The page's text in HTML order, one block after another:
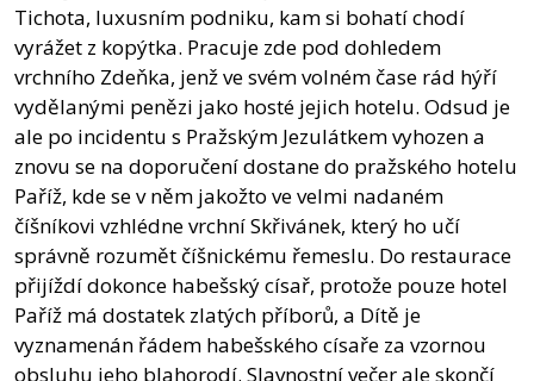
Tichota, luxusním podniku, kam si bohatí chodí
vyrážet z kopýtka. Pracuje zde pod dohledem
vrchního Zdeňka, jenž ve svém volném čase rád hýří
vydělanými penězi jako hosté jejich hotelu. Odsud je
ale po incidentu s Pražským Jezulátkem vyhozen a
znovu se na doporučení dostane do pražského hotelu
Paříž, kde se v něm jakožto ve velmi nadaném
číšníkovi vzhlédne vrchní Skřivánek, který ho učí
správně rozumět číšnickému řemeslu. Do restaurace
přijíždí dokonce habešský císař, protože pouze hotel
Paříž má dostatek zlatých příborů, a Dítě je
vyznamenán řádem habešského císaře za vzornou
obsluhu jeho blahorodí. Slavnostní večer ale skončí